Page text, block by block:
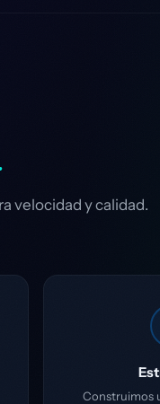
velocidad y calidad.
Construimos